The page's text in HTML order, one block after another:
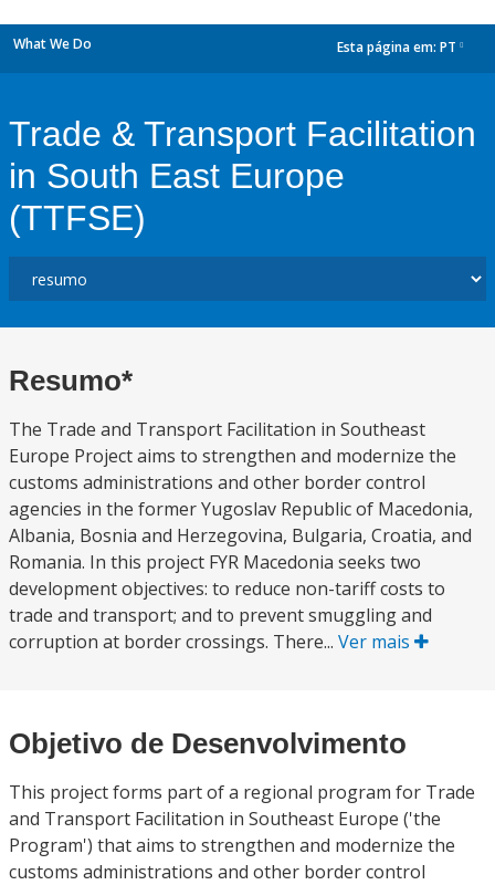
What We Do Esta página em: PT
Trade & Transport Facilitation
in South East Europe
(TTFSE)
Resumo*
The Trade and Transport Facilitation in Southeast
Europe Project aims to strengthen and modernize the
customs administrations and other border control
agencies in the former Yugoslav Republic of Macedonia,
Albania, Bosnia and Herzegovina, Bulgaria, Croatia, and
Romania. In this project FYR Macedonia seeks two
development objectives: to reduce non-tariff costs to
trade and transport; and to prevent smuggling and
corruption at border crossings. There... Ver mais
Objetivo de Desenvolvimento
This project forms part of a regional program for Trade
and Transport Facilitation in Southeast Europe ('the
Program') that aims to strengthen and modernize the
customs administrations and other border control